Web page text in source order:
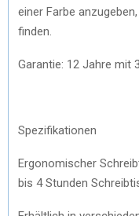
einer Farbe
finden.
Garantie: 12 Jahre mit
Spezifikationen
Ergonomischer
bis 4 Stunden